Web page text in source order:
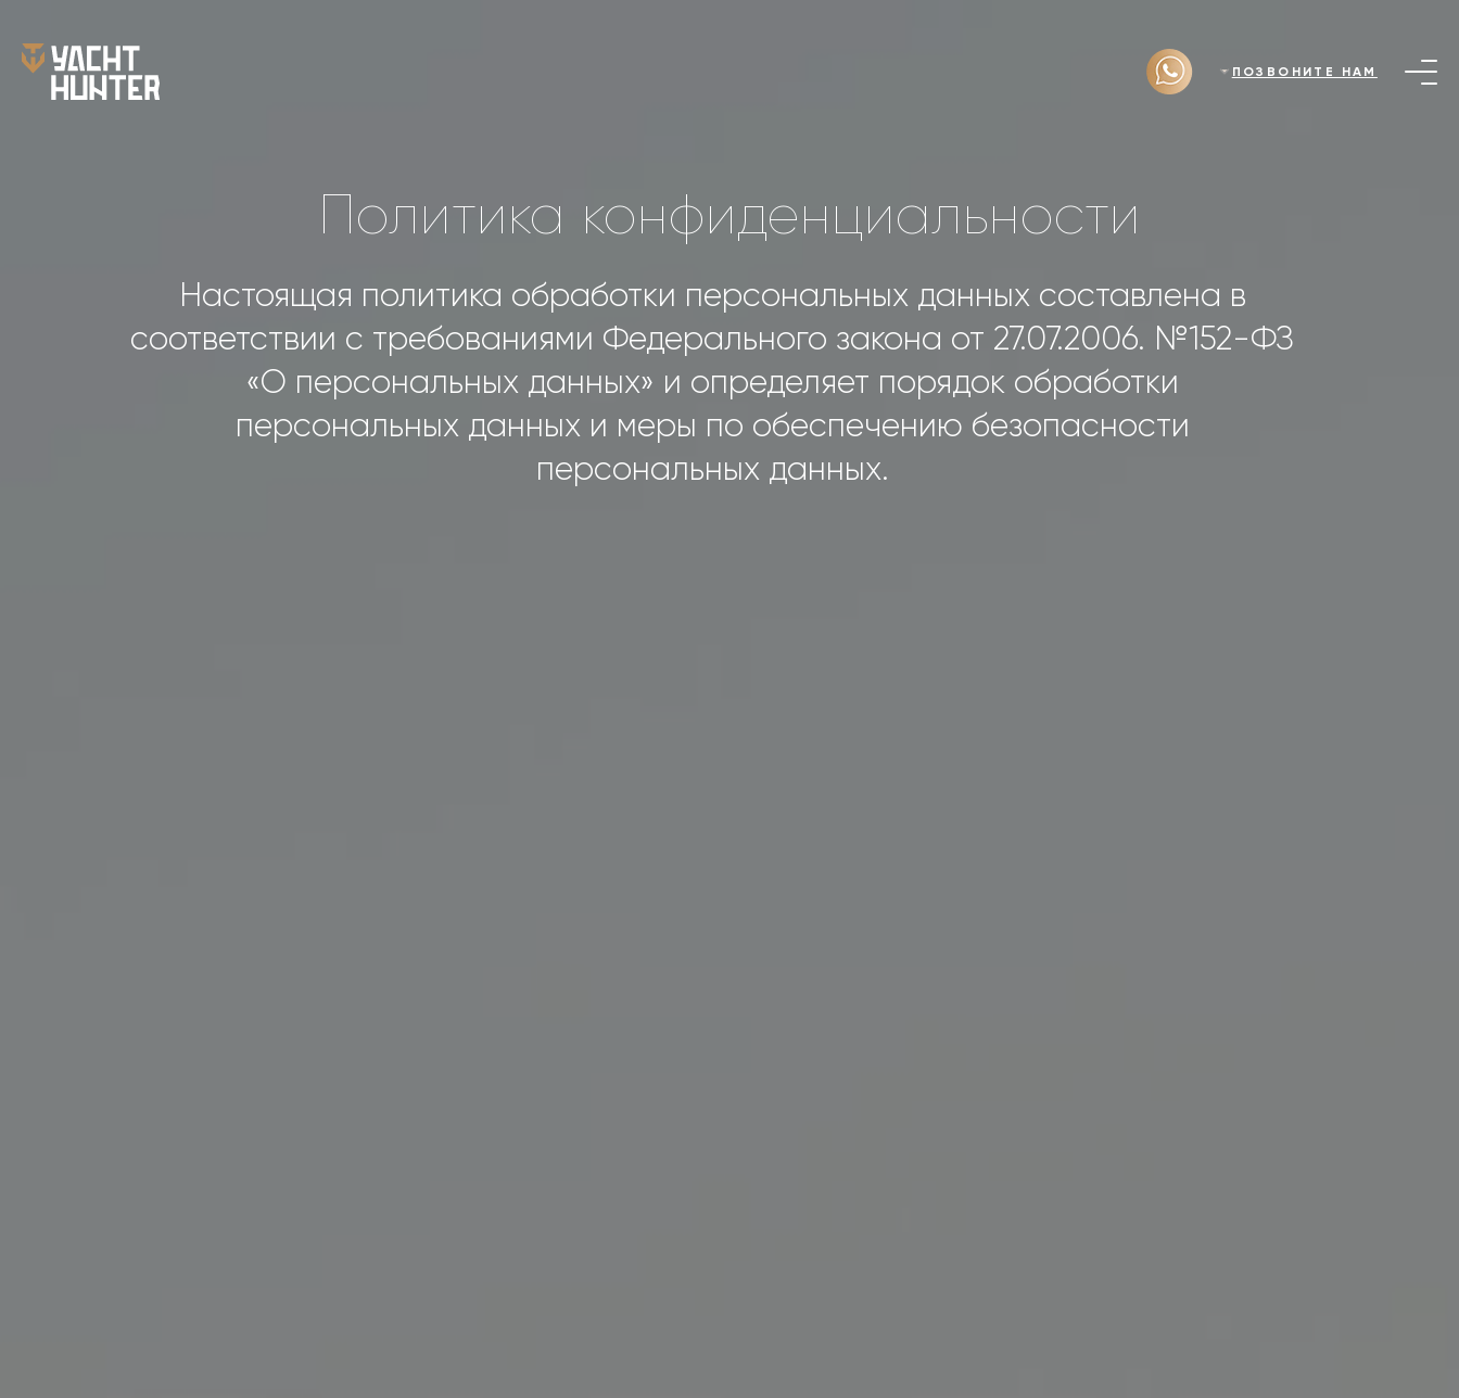
ПОЗВОНИТЕ НАМ
Политика конфиденциальности
Настоящая политика обработки персональных данных составлена в
соответствии с требованиями Федерального закона от 27.07.2006. №152-ФЗ
«О персональных данных» и определяет порядок обработки
персональных данных и меры по обеспечению безопасности
персональных данных.